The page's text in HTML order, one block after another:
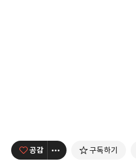
공감 구독하기